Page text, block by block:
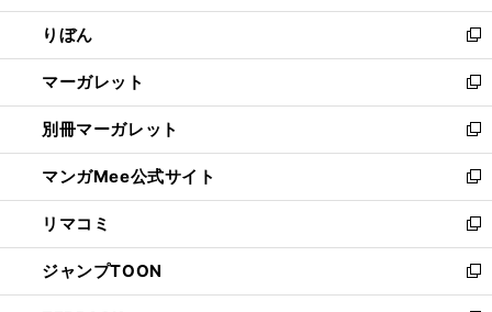
開
く
ウ
で
開
く
ン
ド
ウ
で
開
く
ウ
ィ
ン
ド
ウ
で
開
く
りぼん
新
し
い
ウ
ィ
ン
ド
ウ
で
開
く
マーガレット
新
し
い
ウ
ィ
ン
ド
ウ
で
開
別冊マーガレット
新
し
い
ウ
ィ
ン
ド
ウ
マンガMee公式サイト
新
し
い
ウ
ィ
ン
リマコミ
新
し
い
ウ
ジャンプTOON
新
し